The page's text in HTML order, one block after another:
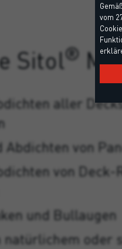
Sitol®
aller
Abdichten von
von Deck-
und Bullaugen
natürlichem oder
vom